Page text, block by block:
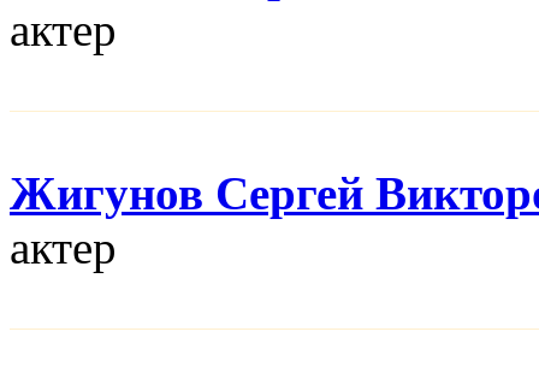
актер
Жигунов Сергей
актер